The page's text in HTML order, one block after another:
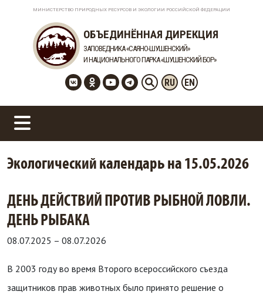
МИНИСТЕРСТВО ПРИРОДНЫХ РЕСУРСОВ И ЭКОЛОГИИ РОССИЙСКОЙ ФЕДЕРАЦИИ
ОБЪЕДИНЁННАЯ ДИРЕКЦИЯ
ЗАПОВЕДНИКА «САЯНО-ШУШЕНСКИЙ»
И НАЦИОНАЛЬНОГО ПАРКА «ШУШЕНСКИЙ БОР»
RU EN
Экологический календарь на 15.05.2026
ДЕНЬ ДЕЙСТВИЙ ПРОТИВ РЫБНОЙ ЛОВЛИ.
ДЕНЬ РЫБАКА
08.07.2025 – 08.07.2026
В 2003 году во время Второго всероссийского съезда
защитников прав животных было принято решение о